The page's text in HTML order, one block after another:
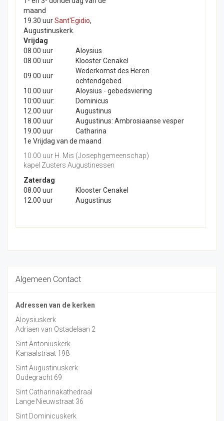
maand
19.30 uurSant'Egidio,
Augustinuskerk.
Vrijdag
08.00 uur
Aloysius
08.00 uur
Klooster Cenakel
09.00 uur
Wederkomst des Heren
ochtendgebed
10.00 uur
Aloysius - gebedsviering
10:00 uur:
Dominicus
12.00 uur
Augustinus
18.00 uur
Augustinus: Ambrosiaanse vesper
19.00 uur
Catharina
1e Vrijdag van de maand
10.00 uur H. Mis (Josephgemeenschap)
kapel Zusters Augustinessen
Zaterdag
08.00 uur
Klooster Cenakel
12.00 uur
Augustinus
Algemeen Contact
Adressen van de kerken
Aloysiuskerk
Adriaen van Ostadelaan 2
Sint Antoniuskerk
Kanaalstraat 198
Sint Augustinuskerk
Oudegracht 69
Sint Catharinakathedraal
Lange Nieuwstraat 36
Sint Dominicuskerk